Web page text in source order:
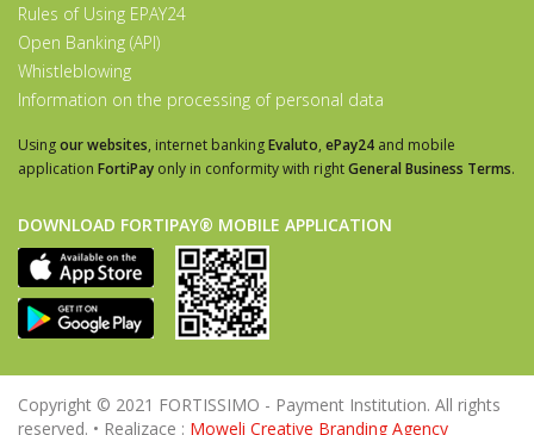
Rules of Using EPAY24
Open Banking (API)
Whistleblowing
Information on the processing of personal data
Usingour websites, internet bankingEvaluto, ePay24 and mobile
application FortiPay only in conformity with rightGeneral Business Terms.
DOWNLOAD FORTIPAY® MOBILE APPLICATION
Copyright © 2021 FORTISSIMO - Payment Institution. All rights
reserved. • Realizace : Moweli Creative Branding Agency